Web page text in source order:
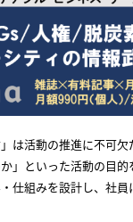
は活動の推進に不可欠
」といった活動の目的
仕組みを設計し、社員